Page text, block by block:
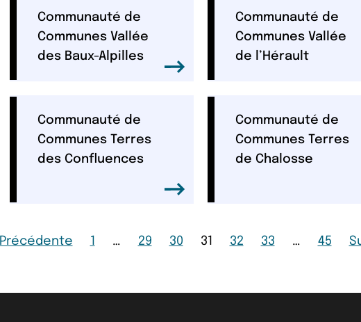
Communauté de
Communes Vallée
des Baux-Alpilles
Communauté de
Communes Vallée
de l’Hérault
Communauté de
Communes Terres
des Confluences
Communauté de
Communes Terres
de Chalosse
Page
Précédente Page
1 … Page
29 Page
30 Page
31 Page
32 Page
33 … Page
45